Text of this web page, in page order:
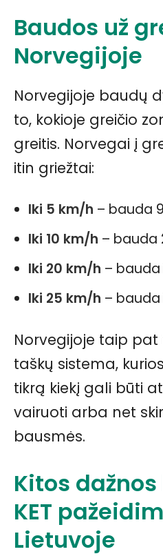
Baudos už
Norvegijoje
Norvegijoje baudų
to, kokioje greičio
greitis. Norvegai į
itin griežtai:
Iki 5 km/h – bauda
Iki 10 km/h – bauda
Iki 20 km/h – bauda
Iki 25 km/h – bauda
Norvegijoje taip
taškų sistema,
tikrą kiekį gali būti
vairuoti arba net
bausmės.
Kitos
KET
Lietuvoje